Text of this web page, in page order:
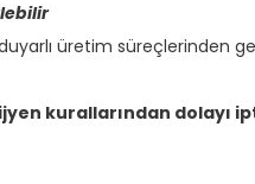
üretim süreçlerinden
kurallarından dolayı